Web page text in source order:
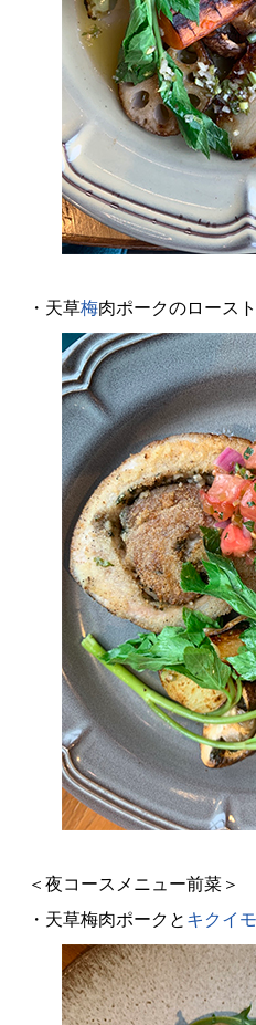
・天草梅肉ポークのロース
＜夜コースメニュー前菜＞
・天草梅肉ポークとキクイモ